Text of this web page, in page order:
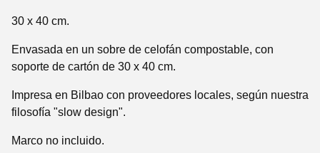
30 x 40 cm.
Envasada en un sobre de celofán compostable, con
soporte de cartón de 30 x 40 cm.
Impresa en Bilbao con proveedores locales, según nuestra
filosofía "slow design".
Marco no incluido.